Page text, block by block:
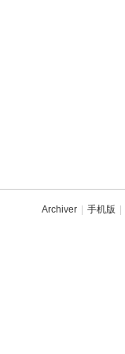
Archiver 手机版